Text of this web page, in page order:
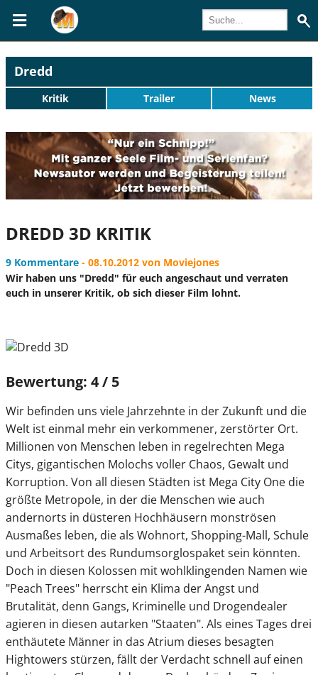
Dredd
Kritik Trailer News
DREDD 3D KRITIK
9 Kommentare - 08.10.2012 von Moviejones
Wir haben uns "Dredd" für euch angeschaut und verraten
euch in unserer Kritik, ob sich dieser Film lohnt.
Bewertung: 4 / 5
Wir befinden uns viele Jahrzehnte in der Zukunft und die
Welt ist einmal mehr ein verkommener, zerstörter Ort.
Millionen von Menschen leben in regelrechten Mega
Citys, gigantischen Molochs voller Chaos, Gewalt und
Korruption. Von all diesen Städten ist Mega City One die
größte Metropole, in der die Menschen wie auch
andernorts in düsteren Hochhäusern monströsen
Ausmaßes leben, die als Wohnort, Shopping-Mall, Schule
und Arbeitsort des Rundumsorglospaket sein könnten.
Doch in diesen Kolossen mit wohlklingenden Namen wie
"Peach Trees" herrscht ein Klima der Angst und
Brutalität, denn Gangs, Kriminelle und Drogendealer
agieren in diesen autarken "Staaten". Als eines Tages drei
enthäutete Männer in das Atrium dieses besagten
Hightowers stürzen, fällt der Verdacht schnell auf einen